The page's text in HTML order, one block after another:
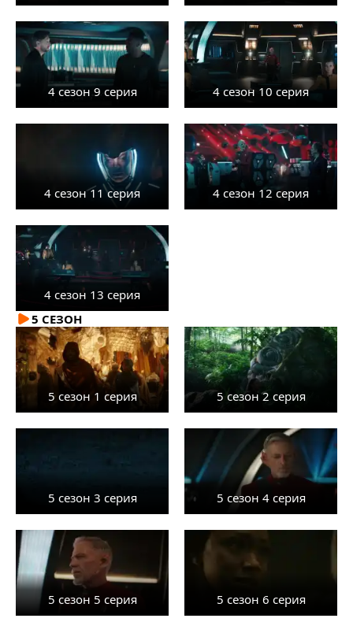
4 сезон 9 серия 4 сезон 10 серия
4 сезон 11 серия 4 сезон 12 серия
4 сезон 13 серия
5 СЕЗОН
5 сезон 1 серия 5 сезон 2 серия
5 сезон 3 серия 5 сезон 4 серия
5 сезон 5 серия 5 сезон 6 серия